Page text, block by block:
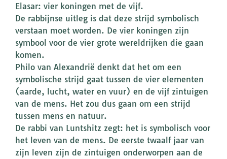
Elasar: vier koningen met de vijf.
De rabbijnse uitleg is dat deze strijd symbolisch
verstaan moet worden. De vier koningen zijn
symbool voor de vier grote wereldrijken die gaan
komen.
Philo van Alexandrië denkt dat het om een
symbolische strijd gaat tussen de vier elementen
(aarde, lucht, water en vuur) en de vijf zintuigen
van de mens. Het zou dus gaan om een strijd
tussen mens en natuur.
De rabbi van Luntshitz zegt: het is symbolisch voor
het leven van de mens. De eerste twaalf jaar van
zijn leven zijn de zintuigen onderworpen aan de